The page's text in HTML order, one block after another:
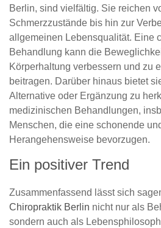
Berlin, sind vielfältig. Sie reichen
Schmerzzustände bis hin zur
allgemeinen Lebensqualität. Eine
Behandlung kann die
Körperhaltung verbessern und zu
beitragen. Darüber hinaus bietet
Alternative oder Ergänzung zu
medizinischen Behandlungen,
Menschen, die eine schonende
Herangehensweise bevorzugen.
Ein positiver Trend
Zusammenfassend lässt sich
Chiropraktik Berlin nicht nur als
sondern auch als